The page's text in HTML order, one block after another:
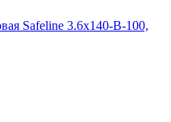
Safeline 3.6x140-В-100,